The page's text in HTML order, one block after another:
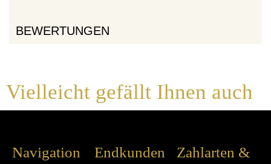
BEWERTUNGEN
Vielleicht gefällt Ihnen auch
Navigation Endkunden
Zahlarten &